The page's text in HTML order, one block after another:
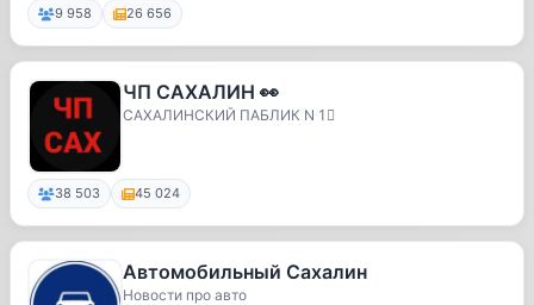
9 958 26 656
ЧП САХАЛИН 👀
САХАЛИНСКИЙ ПАБЛИК N 1⃣
38 503 45 024
Автомобильный Сахалин
Новости про авто